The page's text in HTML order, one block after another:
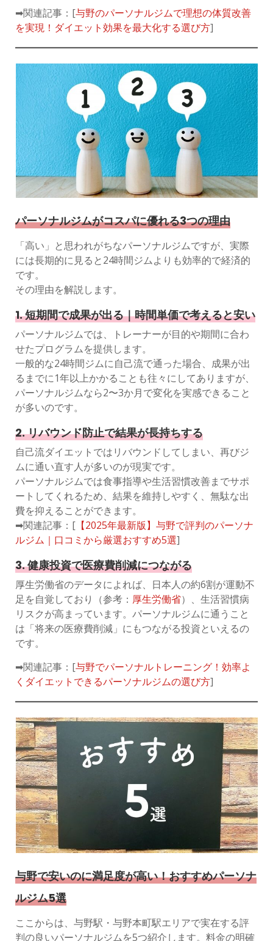
➡関連記事：[与野のパーソナルジムで理想の体質改善
を実現！ダイエット効果を最大化する選び方]
パーソナルジムがコスパに優れる3つの理由
「高い」と思われがちなパーソナルジムですが、実際
には長期的に見ると24時間ジムよりも効率的で経済的
です。
その理由を解説します。
1. 短期間で成果が出る｜時間単価で考えると安い
パーソナルジムでは、トレーナーが目的や期間に合わ
せたプログラムを提供します。
一般的な24時間ジムに自己流で通った場合、成果が出
るまでに1年以上かかることも往々にしてありますが、
パーソナルジムなら2〜3か月で変化を実感できること
が多いのです。
2. リバウンド防止で結果が長持ちする
自己流ダイエットではリバウンドしてしまい、再びジ
ムに通い直す人が多いのが現実です。
パーソナルジムでは食事指導や生活習慣改善までサポ
ートしてくれるため、結果を維持しやすく、無駄な出
費を抑えることができます。
➡関連記事：[ 【2025年最新版】与野で評判のパーソナ
ルジム｜口コミから厳選おすすめ5選]
3. 健康投資で医療費削減につながる
厚生労働省のデータによれば、日本人の約6割が運動不
足を自覚しており（参考： 厚生労働省）、生活習慣病
リスクが高まっています。パーソナルジムに通うこと
は「将来の医療費削減」にもつながる投資といえるの
です。
➡関連記事：[与野でパーソナルトレーニング！効率よ
くダイエットできるパーソナルジムの選び方]
与野で安いのに満足度が高い！おすすめパーソナ
ルジム5選
ここからは、与野駅・与野本町駅エリアで実在する評
判の良いパーソナルジムを5つ紹介します。料金の明確